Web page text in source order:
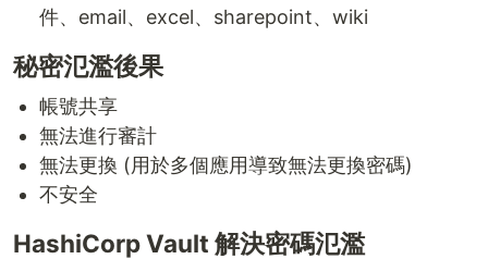
件、email、excel、sharepoint、wiki
秘密氾濫後果
帳號共享
無法進行審計
無法更換 (用於多個應用導致無法更換密碼)
不安全
HashiCorp Vault 解決密碼氾濫